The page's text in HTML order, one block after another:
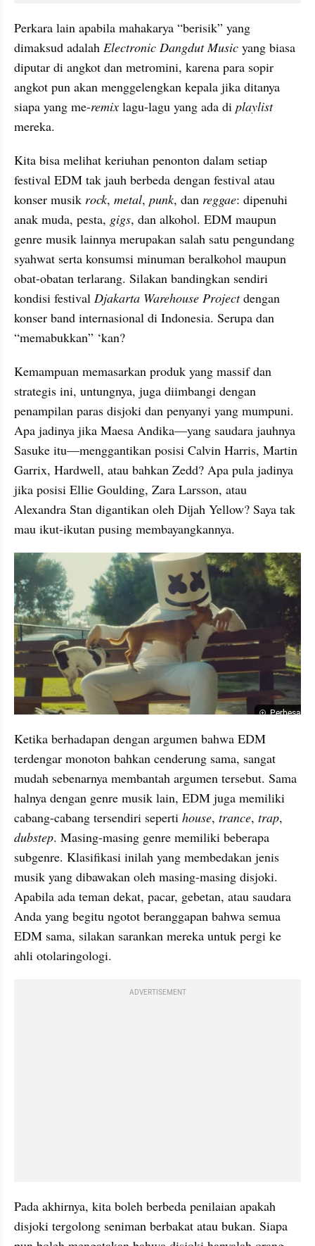
Perkara lain apabila mahakarya “berisik” yang
dimaksud adalah Electronic Dangdut Music yang biasa
diputar di angkot dan metromini, karena para sopir
angkot pun akan menggelengkan kepala jika ditanya
siapa yang me-remix lagu-lagu yang ada di playlist
mereka.
Kita bisa melihat keriuhan penonton dalam setiap
festival EDM tak jauh berbeda dengan festival atau
konser musik rock, metal, punk, dan reggae: dipenuhi
anak muda, pesta, gigs, dan alkohol. EDM maupun
genre musik lainnya merupakan salah satu pengundang
syahwat serta konsumsi minuman beralkohol maupun
obat-obatan terlarang. Silakan bandingkan sendiri
kondisi festival Djakarta Warehouse Project dengan
konser band internasional di Indonesia. Serupa dan
“memabukkan” ‘kan?
Kemampuan memasarkan produk yang massif dan
strategis ini, untungnya, juga diimbangi dengan
penampilan paras disjoki dan penyanyi yang mumpuni.
Apa jadinya jika Maesa Andika—yang saudara jauhnya
Sasuke itu—menggantikan posisi Calvin Harris, Martin
Garrix, Hardwell, atau bahkan Zedd? Apa pula jadinya
jika posisi Ellie Goulding, Zara Larsson, atau
Alexandra Stan digantikan oleh Dijah Yellow? Saya tak
mau ikut-ikutan pusing membayangkannya.
Perbesar
Ketika berhadapan dengan argumen bahwa EDM
terdengar monoton bahkan cenderung sama, sangat
mudah sebenarnya membantah argumen tersebut. Sama
halnya dengan genre musik lain, EDM juga memiliki
cabang-cabang tersendiri seperti house, trance, trap
dubstep. Masing-masing genre memiliki beberapa
subgenre. Klasifikasi inilah yang membedakan jenis
musik yang dibawakan oleh masing-masing disjoki.
Apabila ada teman dekat, pacar, gebetan, atau saudara
Anda yang begitu ngotot beranggapan bahwa semua
EDM sama, silakan sarankan mereka untuk pergi ke
ahli otolaringologi.
ADVERTISEMENT
Pada akhirnya, kita boleh berbeda penilaian apakah
disjoki tergolong seniman berbakat atau bukan. Siapa